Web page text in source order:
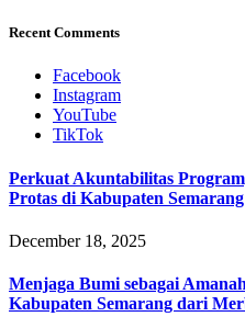
Recent Comments
Facebook
Instagram
YouTube
TikTok
Perkuat Akuntabilitas
Protas di Kabupaten Semarang
December 18, 2025
Menjaga Bumi sebagai
Kabupaten Semarang dari